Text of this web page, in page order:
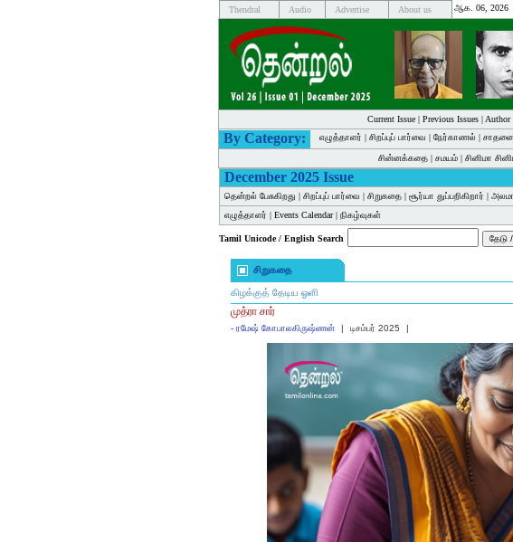
Thendral Audio Advertise About us ஆக. 06, 2026
Current Issue| Previous Issues| Author
By Category: எழுத்தாளர் | சிறப்புப் பார்வை | நேர்காணல் |
சின்னக்கதை | சமயம் | சினிமா
December 2025 Issue
தென்றல் பேசுகிறது | சிறப்புப் பார்வை | சிறுகதை | சூர்யா துப்பறிகிறார் |
எழுத்தாளர் | Events Calendar| நிகழ்வுகள்
Tamil Unicode / English Search
சிறுகதை
கிழக்குத் தேடிய ஓளி
முத்ரா சார்
- ரமேஷ் கோபாலகிருஷ்ணன் | டிசம்பர் 2025 |